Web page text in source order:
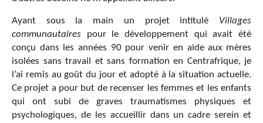
Ayant sous la main un projet intitulé Villages
communautaires pour le développement qui avait été
conçu dans les années 90 pour venir en aide aux mères
isolées sans travail et sans formation en Centrafrique, je
l’ai remis au goût du jour et adopté à la situation actuelle.
Ce projet a pour but de recenser les femmes et les enfants
qui ont subi de graves traumatismes physiques et
psychologiques, de les accueillir dans un cadre serein et